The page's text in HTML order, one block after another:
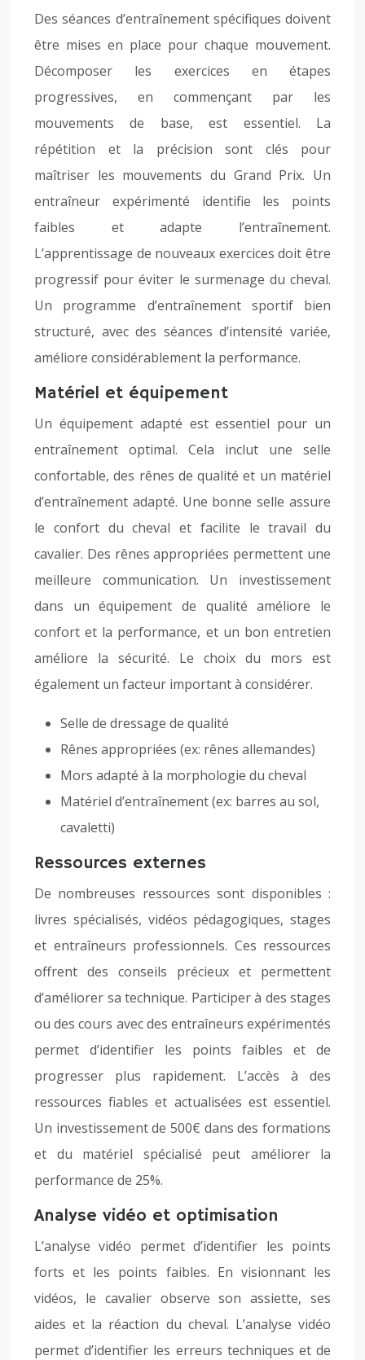
Des séances d’entraînement spécifiques doivent
être mises en place pour chaque mouvement.
Décomposer les exercices en étapes
progressives, en commençant par les
mouvements de base, est essentiel. La
répétition et la précision sont clés pour
maîtriser les mouvements du Grand Prix. Un
entraîneur expérimenté identifie les points
faibles et adapte l’entraînement.
L’apprentissage de nouveaux exercices doit être
progressif pour éviter le surmenage du cheval.
Un programme d’entraînement sportif bien
structuré, avec des séances d’intensité variée,
améliore considérablement la performance.
Matériel et équipement
Un équipement adapté est essentiel pour un
entraînement optimal. Cela inclut une selle
confortable, des rênes de qualité et un matériel
d’entraînement adapté. Une bonne selle assure
le confort du cheval et facilite le travail du
cavalier. Des rênes appropriées permettent une
meilleure communication. Un investissement
dans un équipement de qualité améliore le
confort et la performance, et un bon entretien
améliore la sécurité. Le choix du mors est
également un facteur important à considérer.
Selle de dressage de qualité
Rênes appropriées (ex: rênes allemandes)
Mors adapté à la morphologie du cheval
Matériel d’entraînement (ex: barres au sol,
cavaletti)
Ressources externes
De nombreuses ressources sont disponibles :
livres spécialisés, vidéos pédagogiques, stages
et entraîneurs professionnels. Ces ressources
offrent des conseils précieux et permettent
d’améliorer sa technique. Participer à des stages
ou des cours avec des entraîneurs expérimentés
permet d’identifier les points faibles et de
progresser plus rapidement. L’accès à des
ressources fiables et actualisées est essentiel.
Un investissement de 500€ dans des formations
et du matériel spécialisé peut améliorer la
performance de 25%.
Analyse vidéo et optimisation
L’analyse vidéo permet d’identifier les points
forts et les points faibles. En visionnant les
vidéos, le cavalier observe son assiette, ses
aides et la réaction du cheval. L’analyse vidéo
permet d’identifier les erreurs techniques et de